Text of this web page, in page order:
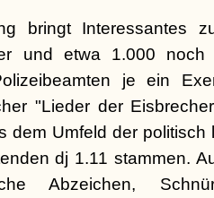
bringt Interessantes
und etwa 1.000 noch
je ein
"Lieder der
dem Umfeld der
dj 1.11 stammen.
Abzeichen,